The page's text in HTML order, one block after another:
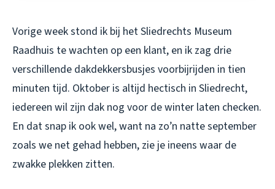
Vorige week stond ik bij het Sliedrechts Museum
Raadhuis te wachten op een klant, en ik zag drie
verschillende dakdekkersbusjes voorbijrijden in tien
minuten tijd. Oktober is altijd hectisch in Sliedrecht,
iedereen wil zijn dak nog voor de winter laten checken.
En dat snap ik ook wel, want na zo’n natte september
zoals we net gehad hebben, zie je ineens waar de
zwakke plekken zitten.